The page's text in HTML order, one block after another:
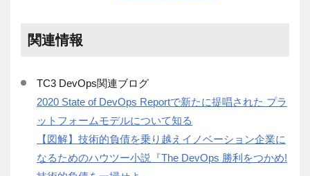
関連情報
TC3 DevOps関連ブログ
2020 State of DevOps Reportで新たに提唱された プラ
ットフォームモデルについて知る
【図解】技術的負債を乗り越えイノベーション企業に
なるためのハウツー小説『The DevOps 勝利をつかめ!